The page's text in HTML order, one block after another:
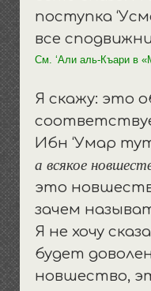
поступка
все
См. ‘Али аль-Къари в
Я скажу: это
Ибн ‘Умар
а всякое
это
зачем
Я не хочу
будет
новшество,